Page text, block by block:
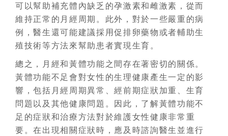
可以幫助補充體內缺乏的孕激素和雌激素，從而
維持正常的月經周期。此外，對於一些嚴重的病
例，醫生還可能建議採用促排卵藥物或者輔助生
殖技術等方法來幫助患者實現生育。
總之，月經和黃體功能之間存在著密切的關係。
黃體功能不足會對女性的生理健康產生一定的影
響，包括月經周期異常、經前期症狀加重、生育
問題以及其他健康問題。因此，了解黃體功能不
足的症狀和治療方法對於維護女性健康非常重
要。在出現相關症狀時，應及時諮詢醫生並進行